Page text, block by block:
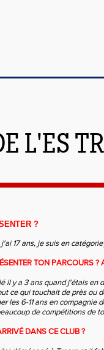
L'ES
?
17 ans, je suis en
TON PARCOURS ?
il y a 3 ans quand j'étais en
ce qui touchait de près ou
les 6-11 ans en compagnie
de compétitions de
DANS CE CLUB ?